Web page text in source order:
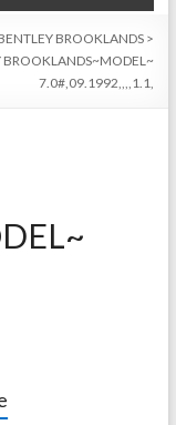
BROOKLANDS>
BROOKLANDS~MODEL~
7.0#,09.1992,,,,1.1,